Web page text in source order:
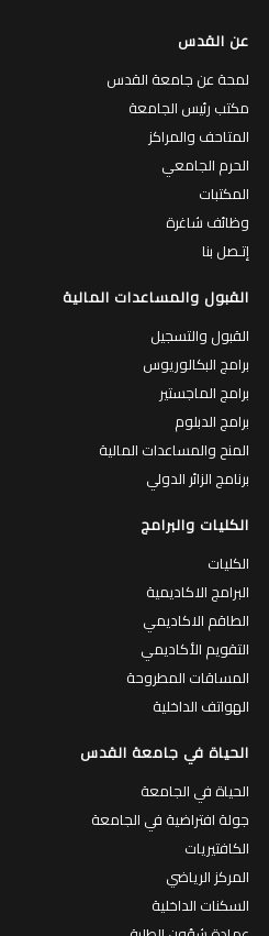
عن القدس
لمحة عن جامعة القدس
مكتب رئيس الجامعة
المتاحف والمراكز
الحرم الجامعي
المكتبات
وظائف شاغرة
إتـصل بنا
القبول والمساعدات المالية
القبول والتسجيل
برامج البكالوريوس
برامج الماجستير
برامج الدبلوم
المنح والمساعدات المالية
برنامج الزائر الدولي
الكليات والبرامج
الكليات
البرامج الاكاديمية
الطاقم الاكاديمي
التقويم الأكاديمي
المساقات المطروحة
الهواتف الداخلية
الحياة في جامعة القدس
الحياة في الجامعة
جولة افتراضية في الجامعة
الكافتيريات
المركز الرياضي
السكنات الداخلية